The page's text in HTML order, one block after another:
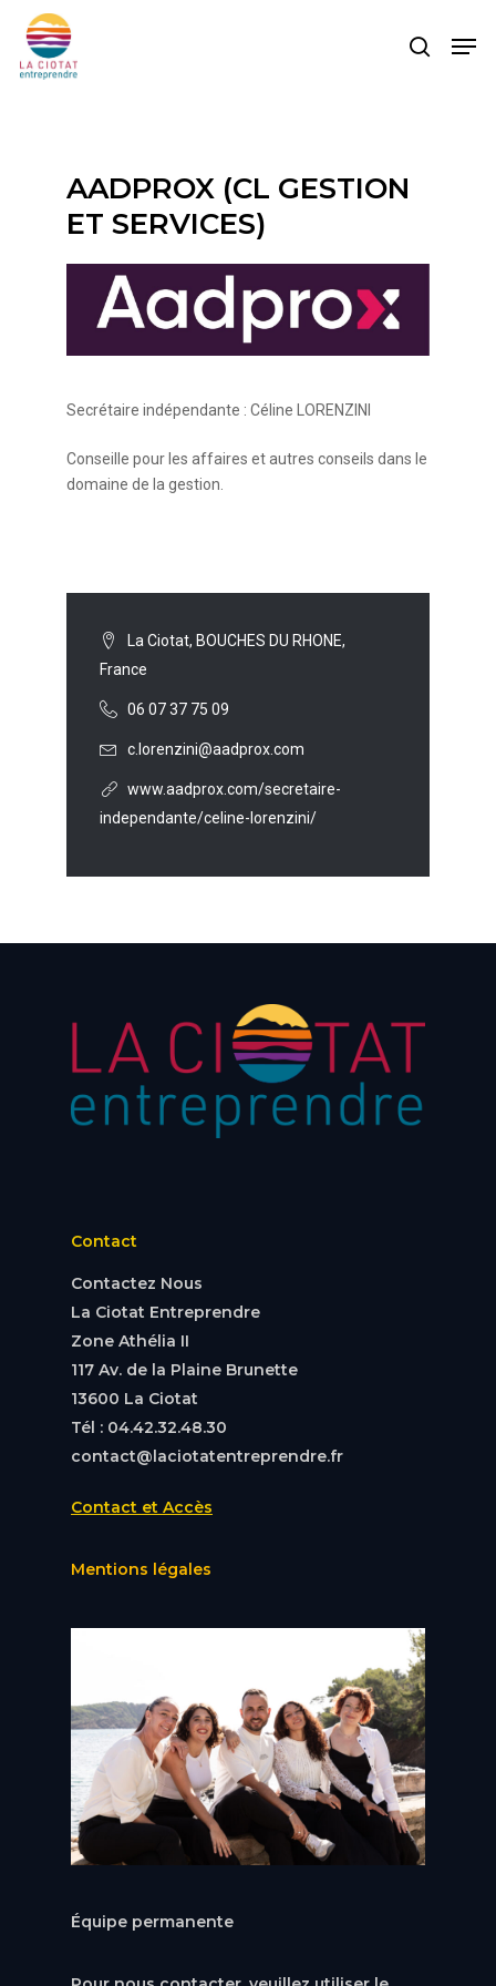
main
search
AADPROX (CL GESTION
ET SERVICES)
Secrétaire indépendante : Céline LORENZINI
Conseille pour les affaires et autres conseils dans le
domaine de la gestion.
La Ciotat, BOUCHES DU RHONE,
France
06 07 37 75 09
c.lorenzini@aadprox.com
www.aadprox.com/secretaire-
independante/celine-lorenzini/
Contact
Contactez Nous
La Ciotat Entreprendre
Zone Athélia II
117 Av. de la Plaine Brunette
13600 La Ciotat
Tél : 04.42.32.48.30
contact@laciotatentreprendre.fr
Contact et Accès
Mentions légales
Équipe permanente